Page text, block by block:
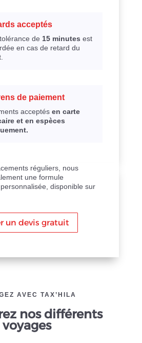
acceptés
de 15 minutes est
en cas de retard du
de paiement
acceptés en carte
et en espèces
réguliers, nous
une formule
disponible sur
un devis gratuit
AVEC TAX’HILA
nos différents
voyages